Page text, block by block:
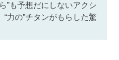
”も予想だにしないアクシ
“力の”チタンがもらした驚